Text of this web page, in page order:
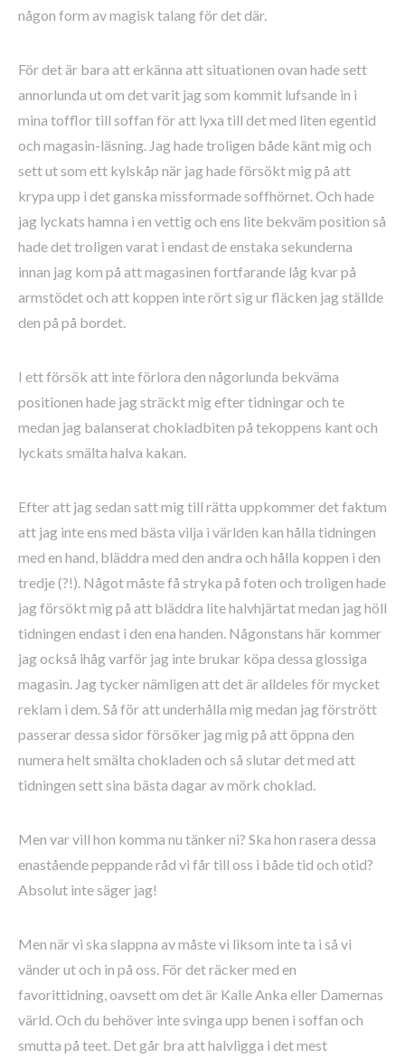
någon form av magisk talang för det där.
För det är bara att erkänna att situationen ovan hade sett
annorlunda ut om det varit jag som kommit lufsande in i
mina tofflor till soffan för att lyxa till det med liten egentid
och magasin-läsning. Jag hade troligen både känt mig och
sett ut som ett kylskåp när jag hade försökt mig på att
krypa upp i det ganska missformade soffhörnet. Och hade
jag lyckats hamna i en vettig och ens lite bekväm position så
hade det troligen varat i endast de enstaka sekunderna
innan jag kom på att magasinen fortfarande låg kvar på
armstödet och att koppen inte rört sig ur fläcken jag ställde
den på på bordet.
I ett försök att inte förlora den någorlunda bekväma
positionen hade jag sträckt mig efter tidningar och te
medan jag balanserat chokladbiten på tekoppens kant och
lyckats smälta halva kakan.
Efter att jag sedan satt mig till rätta uppkommer det faktum
att jag inte ens med bästa vilja i världen kan hålla tidningen
med en hand, bläddra med den andra och hålla koppen i den
tredje (?!). Något måste få stryka på foten och troligen hade
jag försökt mig på att bläddra lite halvhjärtat medan jag höll
tidningen endast i den ena handen. Någonstans här kommer
jag också ihåg varför jag inte brukar köpa dessa glossiga
magasin. Jag tycker nämligen att det är alldeles för mycket
reklam i dem. Så för att underhålla mig medan jag förstrött
passerar dessa sidor försöker jag mig på att öppna den
numera helt smälta chokladen och så slutar det med att
tidningen sett sina bästa dagar av mörk choklad.
Men var vill hon komma nu tänker ni? Ska hon rasera dessa
enastående peppande råd vi får till oss i både tid och otid?
Absolut inte säger jag!
Men när vi ska slappna av måste vi liksom inte ta i så vi
vänder ut och in på oss. För det räcker med en
favorittidning, oavsett om det är Kalle Anka eller Damernas
värld. Och du behöver inte svinga upp benen i soffan och
smutta på teet. Det går bra att halvligga i det mest